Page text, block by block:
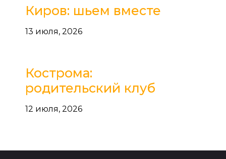
Киров: шьем вместе
13 июля, 2026
Кострома:
родительский клуб
12 июля, 2026